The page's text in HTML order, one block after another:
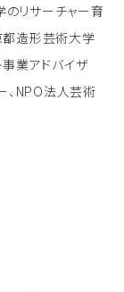
のリサーチャー育
都造形芸術大学
業アドバイザ
、NPO法人芸術